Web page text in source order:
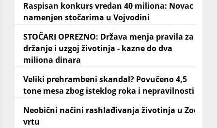
Raspisan konkurs vredan 40 miliona: Novac
namenjen stočarima u Vojvodini
STOČARI OPREZNO: Država menja pravila za
držanje i uzgoj životinja - kazne do dva
miliona dinara
Veliki prehrambeni skandal? Povučeno 4,5
tone mesa zbog isteklog roka i nepravilnosti
Neobični načini rashlađivanja životinja u Zoo
vrtu